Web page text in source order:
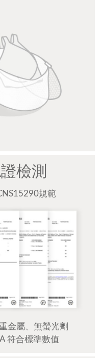
檢測
規範
金屬、無螢光劑
符合標準數值